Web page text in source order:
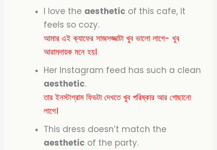
I love the aesthetic of this cafe, it
feels so cozy.
আমার এই ক্যাফের সাজসজ্জাটা খুব ভালো লাগে- খুব
আরামদায়ক মনে হয়।
Her Instagram feed has such a clean
aesthetic.
তার ইনস্টাগ্রাম ফিডটা দেখতে খুব পরিষ্কার আর গোছানো
লাগে।
This dress doesn’t match the
aesthetic of the party.